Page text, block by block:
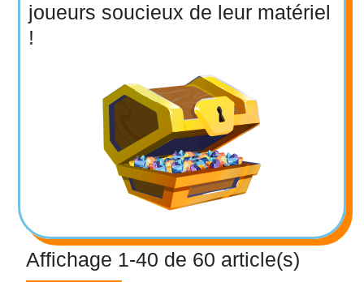
joueurs soucieux de leur matériel
!
Affichage 1-40 de 60 article(s)